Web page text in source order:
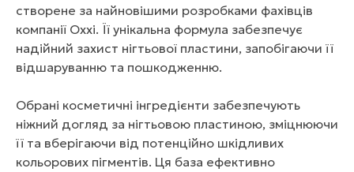
створене за найновішими розробками фахівців
компанії Oxxi. Її унікальна формула забезпечує
надійний захист нігтьової пластини, запобігаючи її
відшаруванню та пошкодженню.
Обрані косметичні інгредієнти забезпечують
ніжний догляд за нігтьовою пластиною, зміцнюючи
її та вберігаючи від потенційно шкідливих
кольорових пігментів. Ця база ефективно